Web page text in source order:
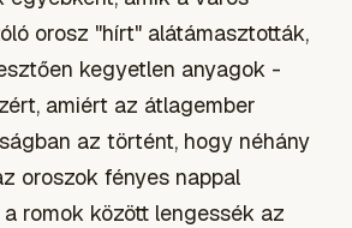
orosz "hírt" alátámasztották,
kegyetlen anyagok -
amiért az átlagember
az történt, hogy néhány
oroszok fényes nappal
romok között lengessék az